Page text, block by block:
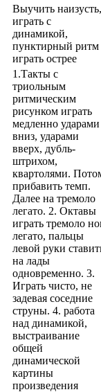
Выучить наизусть,
играть с
динамикой,
пунктирный ритм
играть острее
1.Такты с
триольным
ритмическим
рисунком играть
медленно ударами
вниз, ударами
вверх, дубль-
штрихом,
квартолями.
прибавить темп.
Далее на тремоло
легато. 2. Октавы
играть тремоло
легато, пальцы
левой руки
на лады
одновременно. 3.
Играть чисто, не
задевая соседние
струны. 4. работа
над динамикой,
выстраивание
общей
динамической
картины
произведения